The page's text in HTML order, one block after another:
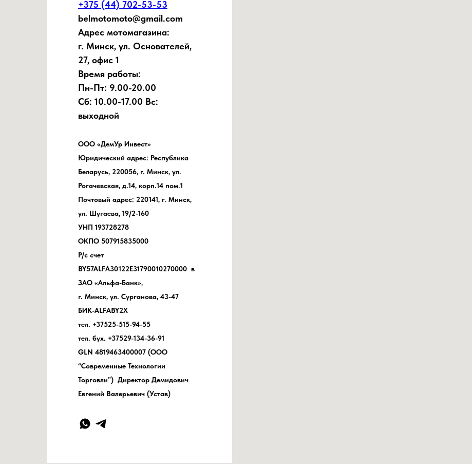
+375 (44) 702-53-53
belmotomoto@gmail.com
Адрес мотомагазина:
г. Минск, ул. Основателей,
27, офис 1
Время работы:
Пн-Пт: 9.00-20.00
Сб: 10.00-17.00 Вс:
выходной
ООО «ДемУр Инвест»
Юридический адрес: Республика
Беларусь, 220056, г. Минск, ул.
Рогачевская, д.14, корп.14 пом.1
Почтовый адрес: 220141, г. Минск,
ул. Шугаева, 19/2-160
УНП 193728278
ОКПО 507915835000
Р/с счет
BY57ALFA30122E31790010270000 в
ЗАО «Альфа-Банк»,
г. Минск, ул. Сурганова, 43-47
БИК-ALFABY2X
тел. +37525-515-94-55
тел. бух. +37529-134-36-91
GLN 4819463400007 (ООО
“Современные Технологии
Торговли”) Директор Демидович
Евгений Валерьевич (Устав)